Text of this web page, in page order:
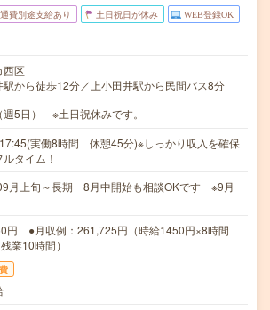
費別途支給あり 土日祝日が休み WEB登録OK
西区
駅から徒歩12分／上小田井駅から民間バス8分
週5日） ※土日祝休みです。
実働8時間 休憩45分)※しっかり収入を確保
タイム！
月上旬～長期 8月中開始も相談OKです ※9月
円 ●月収例：261,725円（時給1450円×8時間
業10時間）